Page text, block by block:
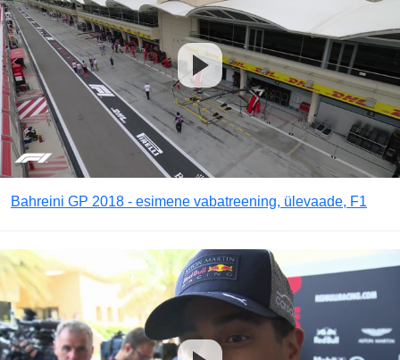
Bahreini GP 2018 - esimene vabatreening, ülevaade, F1